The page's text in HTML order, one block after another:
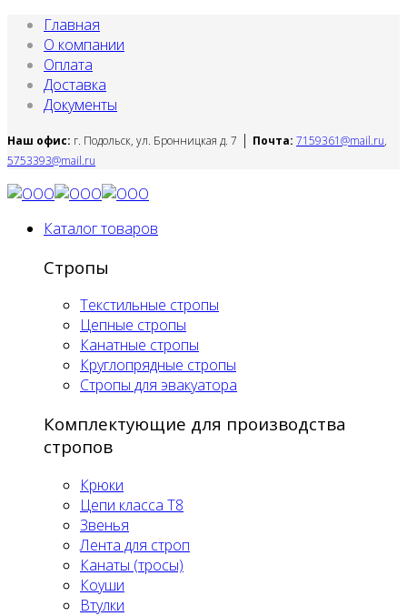
Главная
О компании
Оплата
Доставка
Документы
Наш офис: г. Подольск, ул. Бронницкая д. 7 | Почта: 7159361@mail.ru,
5753393@mail.ru
Каталог товаров
Стропы
Текстильные стропы
Цепные стропы
Канатные стропы
Круглопрядные стропы
Стропы для эвакуатора
Комплектующие для производства
стропов
Крюки
Цепи класса Т8
Звенья
Лента для строп
Канаты (тросы)
Коуши
Втулки